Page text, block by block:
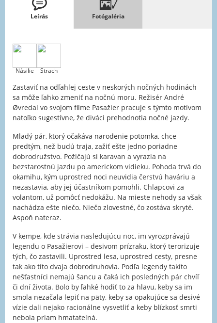
Leírás Fotógaléria
Násilie Strach
Zastaviť na odľahlej ceste v neskorých nočných hodinách
sa môže ľahko zmeniť na nočnú moru. Režisér André
Øvredal vo svojom filme Pasažier pracuje s týmto motívom
natoľko sugestívne, že diváci prehodnotia nočné jazdy.
Mladý pár, ktorý očakáva narodenie potomka, chce
predtým, než budú traja, zažiť ešte jedno poriadne
dobrodružstvo. Požičajú si karavan a vyrazia na
bezstarostnú jazdu po americkom vidieku. Pohoda trvá do
okamihu, kým uprostred noci neuvidia čerstvú haváriu a
nezastavia, aby jej účastníkom pomohli. Chlapcovi za
volantom, už pomôcť nedokážu. Na mieste nehody sa však
nachádza ešte niečo. Niečo zlovestné, čo zostáva skryté.
Aspoň nateraz.
V kempe, kde strávia nasledujúcu noc, im vyrozprávajú
legendu o Pasažierovi – desivom prízraku, ktorý terorizuje
tých, čo zastavili. Uprostred lesa, uprostred cesty, presne
tak ako títo dvaja dobrodruhovia. Podľa legendy takíto
nešťastníci nemajú šancu a čaká ich posledných pár chvíľ
či dní života. Bolo by ľahké hodiť to za hlavu, keby sa im
smola nezačala lepiť na päty, keby sa opakujúce sa desivé
vízie dali nejako racionálne vysvetliť a keby blízkosť smrti
nebola priam hmatateľná.